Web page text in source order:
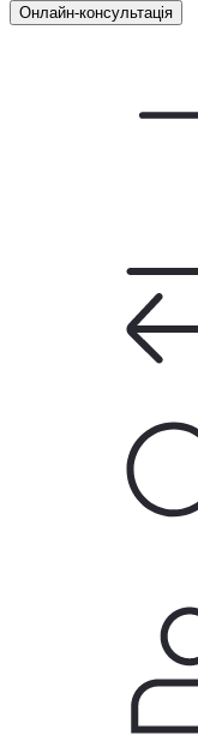
Онлайн-консультація